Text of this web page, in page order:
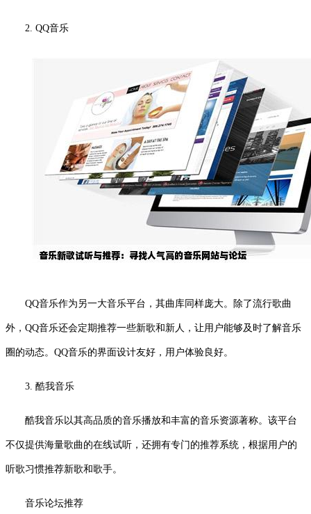
2. QQ音乐
QQ音乐作为另一大音乐平台，其曲库同样庞大。除了流行歌曲
外，QQ音乐还会定期推荐一些新歌和新人，让用户能够及时了解音乐
圈的动态。QQ音乐的界面设计友好，用户体验良好。
3. 酷我音乐
酷我音乐以其高品质的音乐播放和丰富的音乐资源著称。该平台
不仅提供海量歌曲的在线试听，还拥有专门的推荐系统，根据用户的
听歌习惯推荐新歌和歌手。
音乐论坛推荐